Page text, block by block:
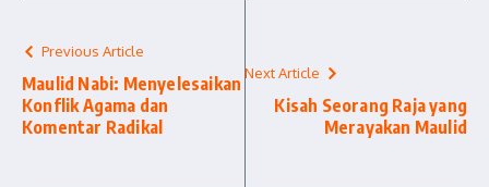
Previous Article
Maulid Nabi: Menyelesaikan
Konflik Agama dan
Komentar Radikal
Next Article
Kisah Seorang Raja yang
Merayakan Maulid